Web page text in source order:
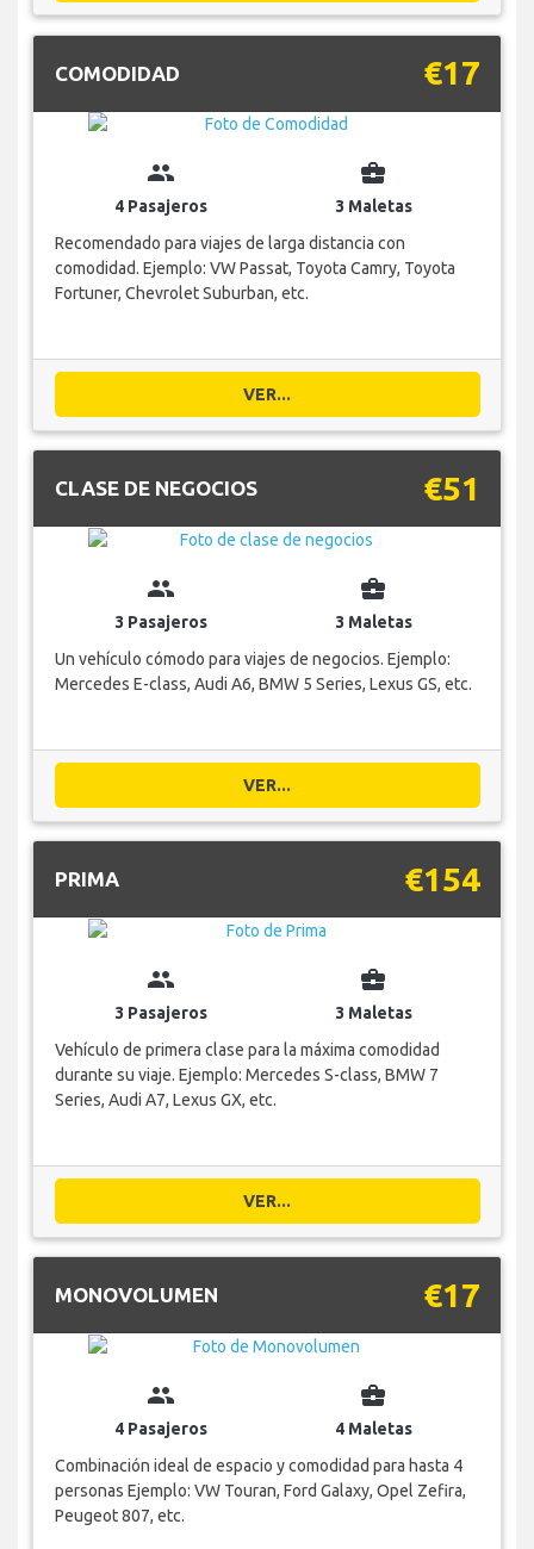
COMODIDAD €17
group
4 Pasajeros
business_center
3 Maletas
Recomendado para viajes de larga distancia con
comodidad. Ejemplo: VW Passat, Toyota Camry, Toyota
Fortuner, Chevrolet Suburban, etc.
VER...
CLASE DE NEGOCIOS €51
group
3 Pasajeros
business_center
3 Maletas
Un vehículo cómodo para viajes de negocios. Ejemplo:
Mercedes E-class, Audi A6, BMW 5 Series, Lexus GS, etc.
VER...
PRIMA €154
group
3 Pasajeros
business_center
3 Maletas
Vehículo de primera clase para la máxima comodidad
durante su viaje. Ejemplo: Mercedes S-class, BMW 7
Series, Audi A7, Lexus GX, etc.
VER...
MONOVOLUMEN €17
group
4 Pasajeros
business_center
4 Maletas
Combinación ideal de espacio y comodidad para hasta 4
personas Ejemplo: VW Touran, Ford Galaxy, Opel Zefira,
Peugeot 807, etc.